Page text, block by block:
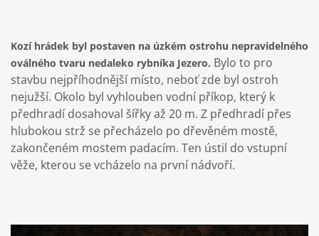
Kozí hrádek byl postaven na úzkém ostrohu nepravidelného
oválného tvaru nedaleko rybníka Jezero. Bylo to pro
stavbu nejpříhodnější místo, neboť zde byl ostroh
nejužší. Okolo byl vyhlouben vodní příkop, který k
předhradí dosahoval šířky až 20 m. Z předhradí přes
hlubokou strž se přecházelo po dřevěném mostě,
zakončeném mostem padacím. Ten ústil do vstupní
věže, kterou se vcházelo na první nádvoří.